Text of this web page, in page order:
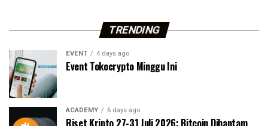
TRENDING
EVENT 4 days ago
Event Tokocrypto Minggu Ini
ACADEMY 6 days ago
Riset Kripto 27-31 Juli 2026: Bitcoin Dihantam